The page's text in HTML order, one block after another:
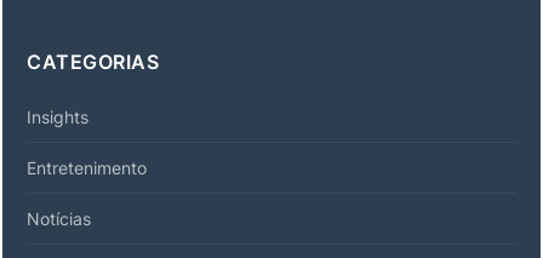
CATEGORIAS
Insights
Entretenimento
Notícias